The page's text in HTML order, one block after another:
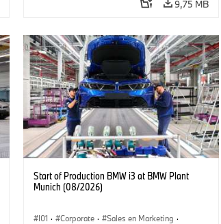
9,75 MB
Start of Production BMW i3 at BMW Plant
Munich (08/2026)
I01 · Corporate · Sales en Marketing ·